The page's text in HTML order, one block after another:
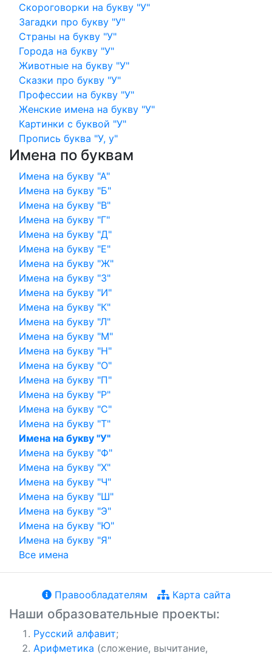
Скороговорки на букву "У"
Загадки про букву "У"
Страны на букву "У"
Города на букву "У"
Животные на букву "У"
Сказки про букву "У"
Профессии на букву "У"
Женские имена на букву "У"
Картинки с буквой "У"
Пропись буква "У, у"
Имена по буквам
Имена на букву "А"
Имена на букву "Б"
Имена на букву "В"
Имена на букву "Г"
Имена на букву "Д"
Имена на букву "Е"
Имена на букву "Ж"
Имена на букву "З"
Имена на букву "И"
Имена на букву "К"
Имена на букву "Л"
Имена на букву "М"
Имена на букву "Н"
Имена на букву "О"
Имена на букву "П"
Имена на букву "Р"
Имена на букву "С"
Имена на букву "Т"
Имена на букву "У"
Имена на букву "Ф"
Имена на букву "Х"
Имена на букву "Ч"
Имена на букву "Ш"
Имена на букву "Э"
Имена на букву "Ю"
Имена на букву "Я"
Все имена
Правообладателям Карта сайта
Наши образовательные проекты:
Русский алфавит;
Арифметика (сложение, вычитание,